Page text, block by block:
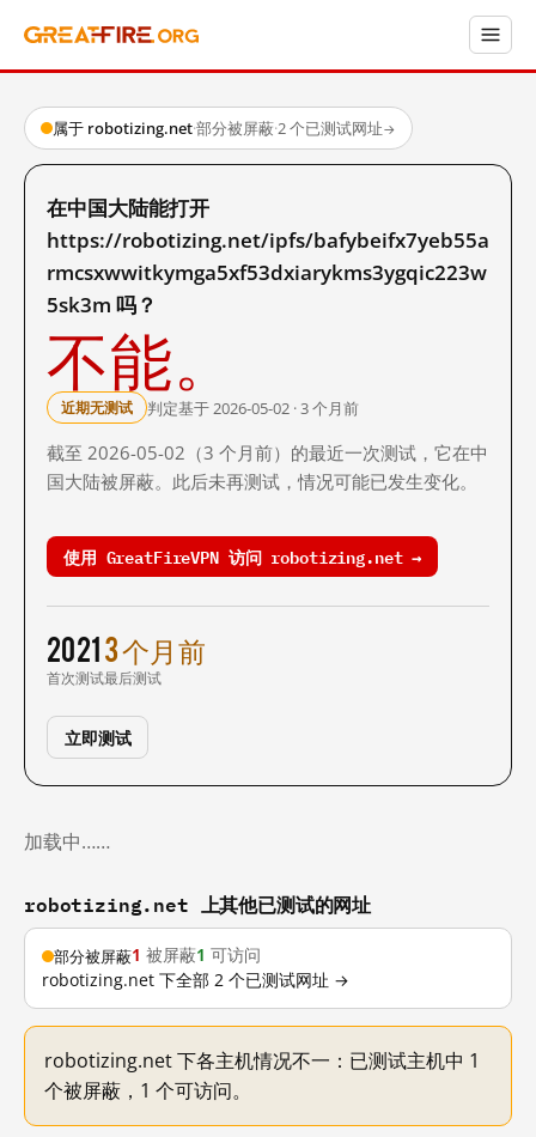
属于 robotizing.net·部分被屏蔽·2 个已测试网址→
在中国大陆能打开
https://robotizing.net/ipfs/bafybeifx7yeb55a
rmcsxwwitkymga5xf53dxiarykms3ygqic223w
5sk3m 吗？
不能。
近期无测试 判定基于 2026-05-02 · 3 个月前
截至 2026-05-02（3 个月前）的最近一次测试，它在中
国大陆被屏蔽。此后未再测试，情况可能已发生变化。
使用 GreatFireVPN 访问 robotizing.net →
2021
首次测试
3 个月前
最后测试
立即测试
加载中……
robotizing.net 上其他已测试的网址
部分被屏蔽1 被屏蔽1 可访问
robotizing.net 下全部 2 个已测试网址 →
robotizing.net 下各主机情况不一：已测试主机中 1
个被屏蔽，1 个可访问。